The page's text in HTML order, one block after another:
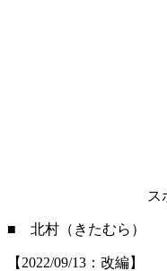
ス
■ 北村（きたむら）
【2022/09/13：改編】